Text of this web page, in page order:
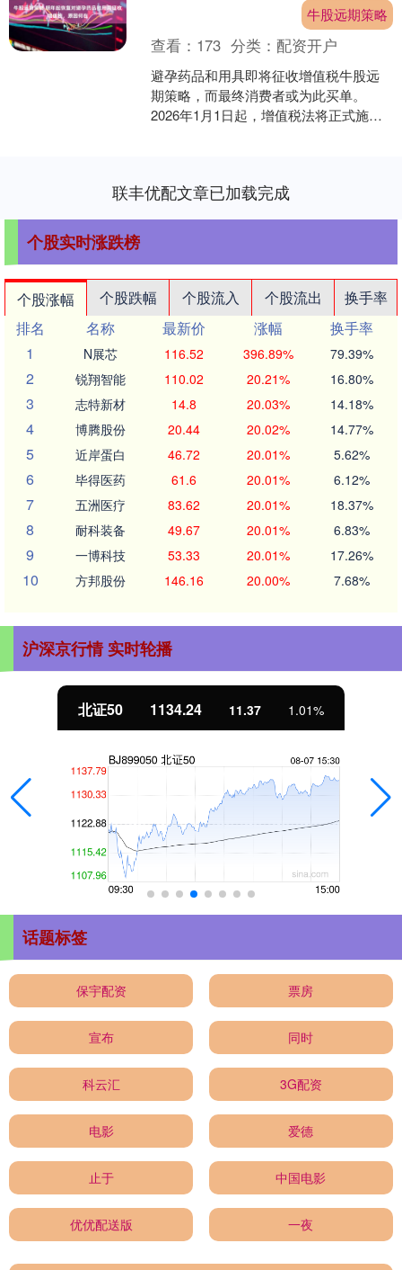
牛股远期策略
查看： 173 分类：配资开户
避孕药品和用具即将征收增值税牛股远
期策略，而最终消费者或为此买单。
2026年1月1日起，增值税法将正式施
联丰优配文章已加载完成
个股实时涨跌榜
个股涨幅 个股跌幅 个股流入 个股流出
换手率
排名
名称 最新价 涨幅
换手率
1
N展芯 116.52 396.89% 79.39%
2 锐翔智能 110.02 20.21% 16.80%
3 志特新材 14.8 20.03% 14.18%
4 博腾股份 20.44 20.02% 14.77%
5 近岸蛋白 46.72 20.01% 5.62%
6 毕得医药 61.6 20.01% 6.12%
7 五洲医疗 83.62 20.01% 18.37%
8 耐科装备 49.67 20.01% 6.83%
9 一博科技 53.33 20.01% 17.26%
10 方邦股份 146.16 20.00% 7.68%
沪深京行情 实时轮播
北证50 1134.24 11.37 1.01%
话题标签
保宇配资 票房
宣布 同时
科云汇 3G配资
电影 爱德
止于 中国电影
优优配送版 一夜